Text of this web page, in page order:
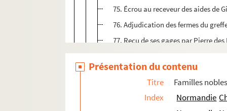
75. Écrou au receveur des aides de
76. Adjudication des fermes du
77. Reçu de ses gages par Pierre
78. Reçu par la reine Blanche de 1
79. Reçu par M. de Fienne de 56 l.
80. Reçu de ses gages par Jean
81. Reçu de ses gages par Jean le
Présentation du contenu
Titre
Familles
Index
Normandie